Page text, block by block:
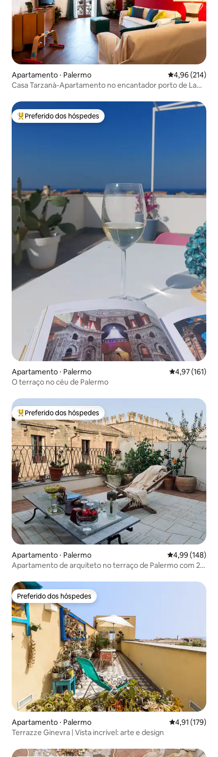
Apartamento ⋅ Palermo 4,96 de uma
4,96 (214)
Casa Tarzanà-Apartamento no encantador porto de La
Entre os melhores preferidos dos hóspedes
Preferido dos hóspedes
Apartamento ⋅ Palermo 4,97 de uma
4,97 (161)
O terraço no céu de Palermo
Entre os melhores preferidos dos hóspedes
Preferido dos hóspedes
Apartamento ⋅ Palermo 4,99 de uma
4,99 (148)
Apartamento de arquiteto no terraço de Palermo com 2
Preferido dos hóspedes
Preferido dos hóspedes
Apartamento ⋅ Palermo 4,91 de uma
4,91 (179)
Terrazze Ginevra | Vista incrível: arte e design